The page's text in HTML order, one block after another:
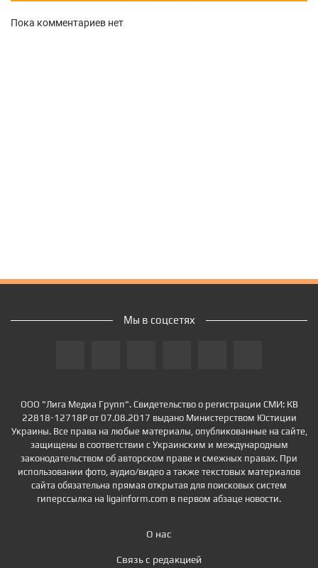
Пока комментариев нет
ООО "Лига Медиа Групп". Свидетельство о регистрации СМИ: КВ
22818-12718Р от 07.08.2017 выдано Министерством Юстиции
Украины. Все права на любые материалы, опубликованные на сайте,
защищены в соответствии с Украинским и международным
законодательством об авторском праве и смежных правах. При
использовании фото, аудио/видео а также текстовых материалов
сайта обязательна прямая открытая для поисковых систем
гиперссылка на ligainform.com в первом абзаце новости.
О нас
Связь с редакцией
Мы в соцсетях